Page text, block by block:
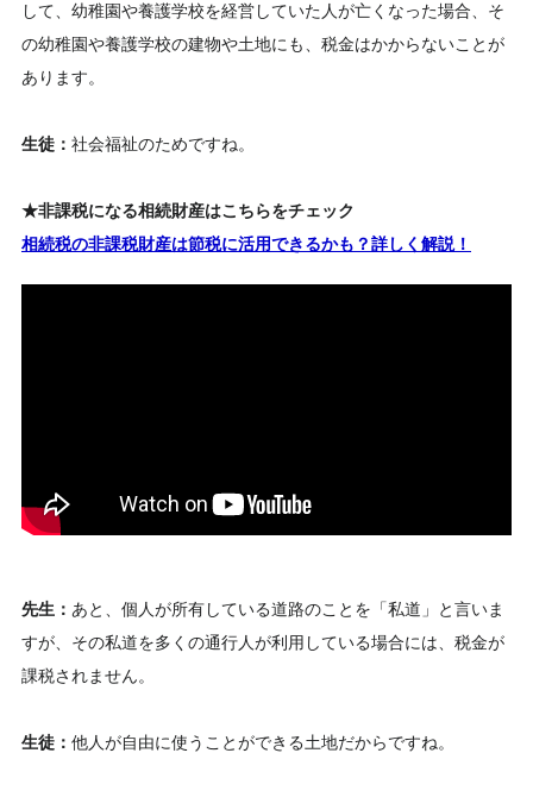
して、幼稚園や養護学校を経営していた人が亡くなった場合、そ
の幼稚園や養護学校の建物や土地にも、税金はかからないことが
あります。
生徒： 社会福祉のためですね。
★非課税になる相続財産はこちらをチェック
相続税の非課税財産は節税に活用できるかも？詳しく解説！
先生： あと、個人が所有している道路のことを「私道」と言いま
すが、その私道を多くの通行人が利用している場合には、税金が
課税されません。
生徒： 他人が自由に使うことができる土地だからですね。